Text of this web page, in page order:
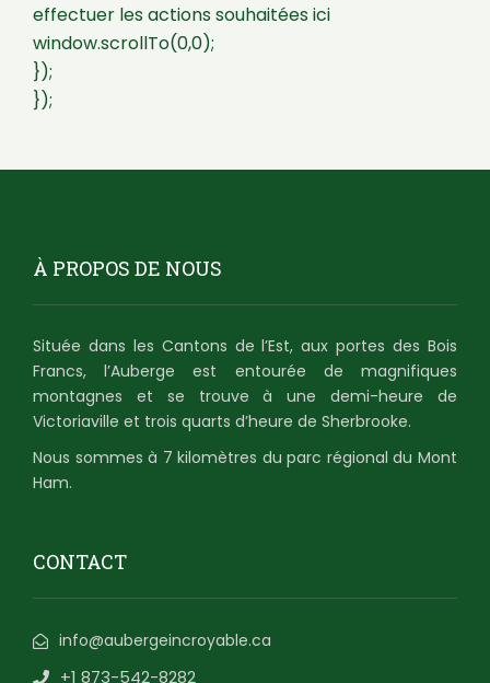
effectuer les actions souhaitées ici
window.scrollTo(0,0);
});
});
À PROPOS DE NOUS
Située dans les Cantons de l’Est, aux portes des Bois
Francs, l’Auberge est entourée de magnifiques
montagnes et se trouve à une demi-heure de
Victoriaville et trois quarts d’heure de Sherbrooke.
Nous sommes à 7 kilomètres du parc régional du Mont
Ham.
CONTACT
info@aubergeincroyable.ca
+1 873-542-8282